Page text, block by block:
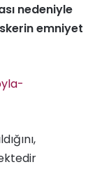
nedeniyle
emniyet